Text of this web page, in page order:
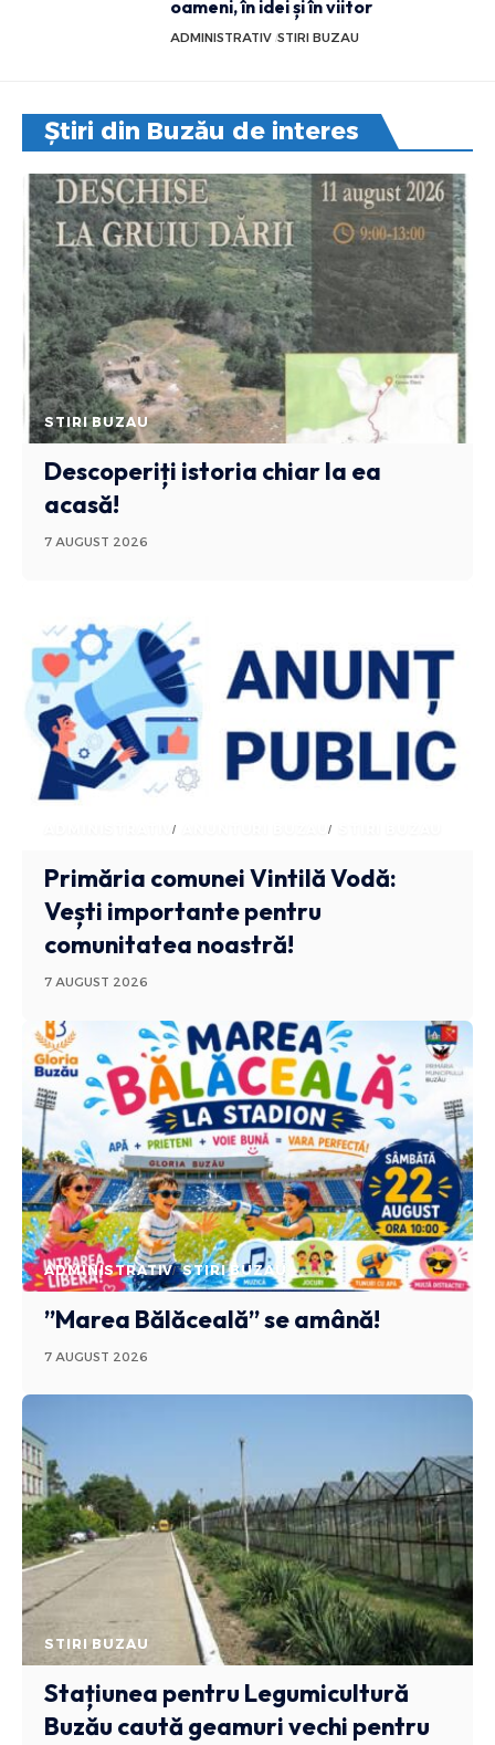
oameni, în idei și în viitor
ADMINISTRATIV STIRI BUZAU
Știri din Buzău de interes
STIRI BUZAU
Descoperiți istoria chiar la ea
acasă!
7 AUGUST 2026
ADMINISTRATIV ANUNTURI BUZAU
Primăria comunei Vintilă Vodă:
Vești importante pentru
comunitatea noastră!
7 AUGUST 2026
ADMINISTRATIV STIRI BUZAU
”Marea Bălăceală” se amână!
7 AUGUST 2026
STIRI BUZAU
Stațiunea pentru Legumicultură
Buzău caută geamuri vechi pentru